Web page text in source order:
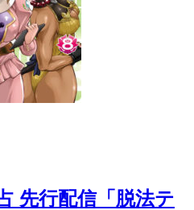
先行配信「脱法テ